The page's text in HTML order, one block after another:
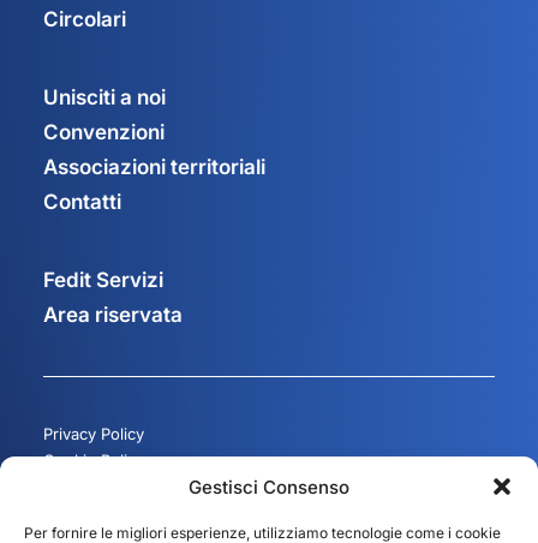
Gestisci Consenso
Per fornire le migliori esperienze, utilizziamo tecnologie come i cookie
Circolari
Unisciti a noi
Convenzioni
Associazioni territoriali
Contatti
Fedit Servizi
Area riservata
Privacy Policy
Cookie Policy